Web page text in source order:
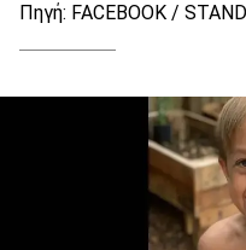
Πηγή: FACEBOOK /